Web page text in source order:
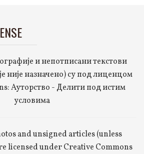
и непотписани текстови
није назначено) су под лиценцом
Ауторство - Делити под истим
условима
and unsigned articles (unless
licensed under Creative Commons